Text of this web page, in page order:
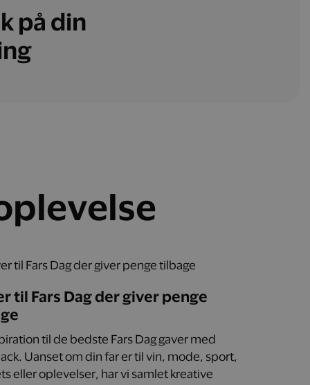
på din
til Fars Dag der giver penge
til de bedste Fars Dag gaver med
Uanset om din far er til vin, mode, sport,
eller oplevelser, har vi samlet kreative